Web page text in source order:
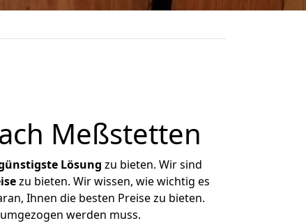
Meßstetten
Lösung zu bieten. Wir sind
zu bieten. Wir wissen, wie wichtig es
Ihnen die besten Preise zu bieten.
werden muss.